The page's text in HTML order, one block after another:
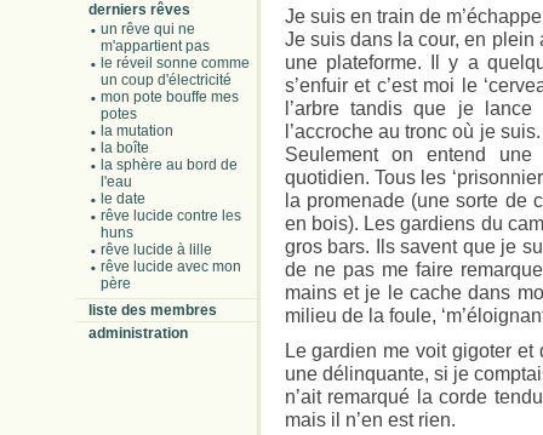
derniers rêves
un rêve qui ne
m'appartient pas
le réveil sonne comme
un coup d'électricité
mon pote bouffe mes
potes
la mutation
la boîte
la sphère au bord de
l'eau
le date
rêve lucide contre les
huns
rêve lucide à lille
rêve lucide avec mon
père
liste des membres
administration
Je suis en train de
Je suis dans la cour, en plein
une plateforme. Il y a
s’enfuir et c’est moi le
l’arbre tandis que je
l’accroche au tronc où je
Seulement on entend
quotidien. Tous les
la promenade (une sorte de
en bois). Les gardiens du
gros bars. Ils savent que je
de ne pas me faire
mains et je le cache dans
milieu de la foule,
Le gardien me voit gigoter
une délinquante, si je
n’ait remarqué la corde
mais il n’en est rien.